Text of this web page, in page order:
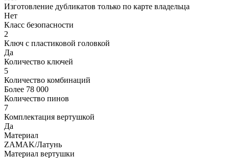
Изготовление дубликатов только по карте владельца
Нет
Класс безопасности
2
Ключ с пластиковой головкой
Да
Количество ключей
5
Количество комбинаций
Более 78 000
Количество пинов
7
Комплектация вертушкой
Да
Материал
ZAMAK/Латунь
Материал вертушки